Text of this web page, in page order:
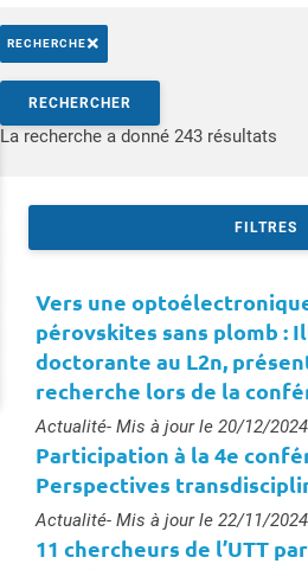
RECHERCHE×
Rechercher par mots-clés
RECHERCHER
La recherche a donné 243 résultats
FILTRES
Vers une
pérovskites sans plomb :
doctorante au L2n,
recherche lors de la
Type :
Actualité- Mis à jour le 20/12/2024
Participation à la 4e
Perspectives
Type :
Actualité- Mis à jour le 22/11/2024
11 chercheurs de l’UTT